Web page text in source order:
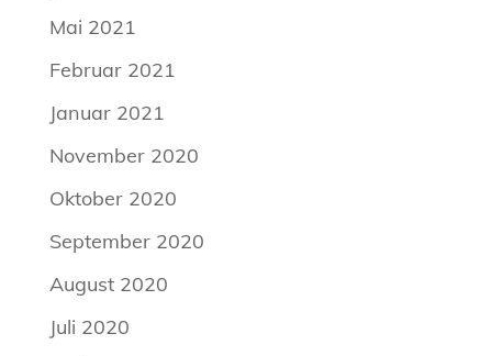
Mai 2021
Februar 2021
Januar 2021
November 2020
Oktober 2020
September 2020
August 2020
Juli 2020